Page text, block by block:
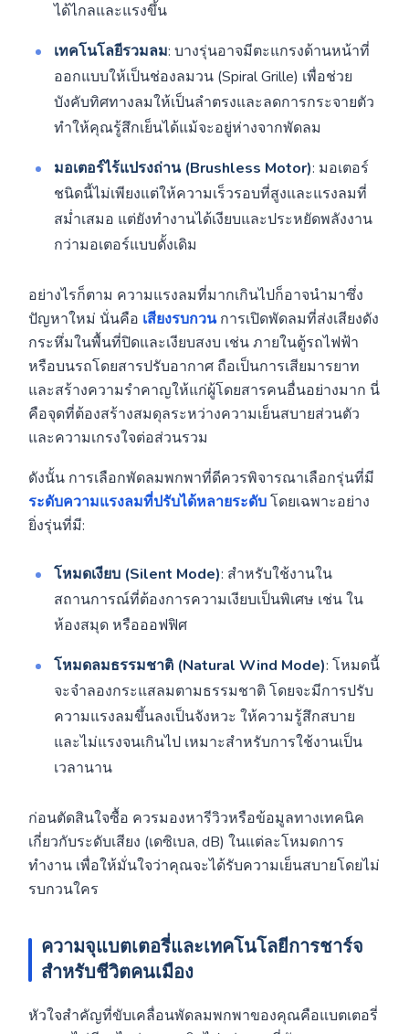
ได้ไกลและแรงขึ้น
เทคโนโลยีรวมลม: บางรุ่นอาจมีตะแกรงด้านหน้าที่
ออกแบบให้เป็นช่องลมวน (Spiral Grille) เพื่อช่วย
บังคับทิศทางลมให้เป็นลำตรงและลดการกระจายตัว
ทำให้คุณรู้สึกเย็นได้แม้จะอยู่ห่างจากพัดลม
มอเตอร์ไร้แปรงถ่าน (Brushless Motor): มอเตอร์
ชนิดนี้ไม่เพียงแต่ให้ความเร็วรอบที่สูงและแรงลมที่
สม่ำเสมอ แต่ยังทำงานได้เงียบและประหยัดพลังงาน
กว่ามอเตอร์แบบดั้งเดิม
อย่างไรก็ตาม ความแรงลมที่มากเกินไปก็อาจนำมาซึ่ง
ปัญหาใหม่ นั่นคือ เสียงรบกวนการเปิดพัดลมที่ส่งเสียงดัง
กระหึ่มในพื้นที่ปิดและเงียบสงบ เช่น ภายในตู้รถไฟฟ้า
หรือบนรถโดยสารปรับอากาศ ถือเป็นการเสียมารยาท
และสร้างความรำคาญให้แก่ผู้โดยสารคนอื่นอย่างมาก นี่
คือจุดที่ต้องสร้างสมดุลระหว่างความเย็นสบายส่วนตัว
และความเกรงใจต่อส่วนรวม
ดังนั้น การเลือกพัดลมพกพาที่ดีควรพิจารณาเลือกรุ่นที่มี
ระดับความแรงลมที่ปรับได้หลายระดับโดยเฉพาะอย่าง
ยิ่งรุ่นที่มี:
โหมดเงียบ (Silent Mode): สำหรับใช้งานใน
สถานการณ์ที่ต้องการความเงียบเป็นพิเศษ เช่น ใน
ห้องสมุด หรือออฟฟิศ
โหมดลมธรรมชาติ (Natural Wind Mode): โหมดนี้
จะจำลองกระแสลมตามธรรมชาติ โดยจะมีการปรับ
ความแรงลมขึ้นลงเป็นจังหวะ ให้ความรู้สึกสบาย
และไม่แรงจนเกินไป เหมาะสำหรับการใช้งานเป็น
เวลานาน
ก่อนตัดสินใจซื้อ ควรมองหารีวิวหรือข้อมูลทางเทคนิค
เกี่ยวกับระดับเสียง (เดซิเบล, dB) ในแต่ละโหมดการ
ทำงาน เพื่อให้มั่นใจว่าคุณจะได้รับความเย็นสบายโดยไม่
รบกวนใคร
ความจุแบตเตอรี่และเทคโนโลยีการชาร์จ
สำหรับชีวิตคนเมือง
หัวใจสำคัญที่ขับเคลื่อนพัดลมพกพาของคุณคือแบตเตอรี่